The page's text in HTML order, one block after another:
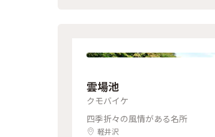
雲場池
クモバイケ
四季折々の風情がある名所
軽井沢